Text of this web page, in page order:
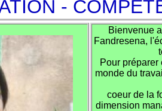
-
Bienvenue
Fandresena,
Pour
monde du
coeur de la
dimension